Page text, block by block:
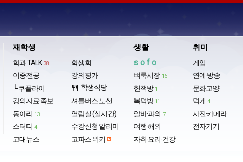
재학생
학과 TALK 38
이중전공
└ 쿠플라이
강의자료·족보
동아리 13
스터디 4
고대뉴스
학생회
강의평가
restaurant 학생식당
셔틀버스 노선
열람실 (실시간)
수강신청 알리미
고파스 위키
생활
sofo
벼룩시장 16
헌책방 1
복덕방 11
알바·과외 7
여행·해외
자취·요리·건강
취미
게임
연예·방송
문화교양
덕게 4
사진·카메라
전자기기